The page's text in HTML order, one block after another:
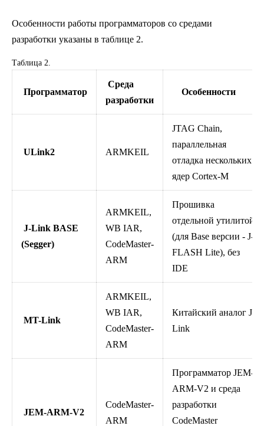
Особенности работы программаторов со средами
разработки указаны в таблице 2.
Таблица 2.
Программатор
Среда
разработки
Особенности
ULink2 ARMKEIL
JTAG Сhain,
параллельная
отладка нескольких
ядер Cortex-M
J-Link BASE
(Segger)
ARMKEIL,
WB IAR,
CodeMaster-
ARM
Прошивка
отдельной утилитой
(для Base версии - J-
FLASH Lite), без
IDE
MT-Link
ARMKEIL,
WB IAR,
CodeMaster-
ARM
Китайский аналог J-
Link
JEM-ARM-V2
CodeMaster-
ARM
Программатор JEM-
ARM-V2 и среда
разработки
CodeMaster